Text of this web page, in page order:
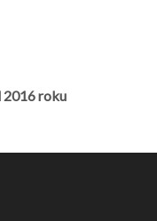
2016 roku